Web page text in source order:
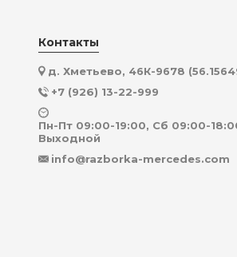
Контакты
д. Хметьево, 46К-9678
+7 (926) 13-22-999
Пн-Пт 09:00-19:00, Сб 09:00-
Выходной
info@razborka-mercedes.com